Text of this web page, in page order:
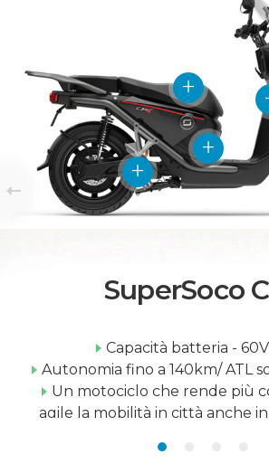
SuperSoco
Capacità batteria -
Autonomia fino a 140km/ ATL
Un motociclo che rende più
agile la mobilità in città anche